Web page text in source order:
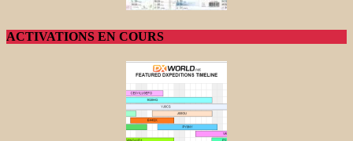
ACTIVATIONS EN COURS